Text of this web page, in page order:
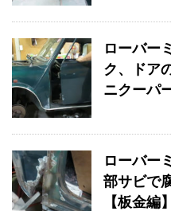
ローバー
ク、ドア
ニクーパ
ローバー
部サビで
【板金編